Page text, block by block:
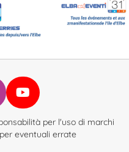
Facebook
su Instagram
Infoelba su YouTube
per l'uso di marchi
eventuali errate